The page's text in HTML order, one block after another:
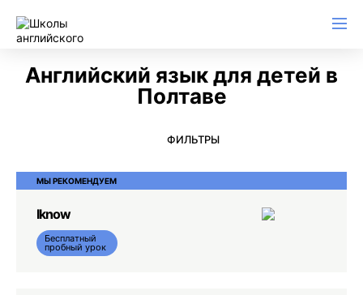
Английский язык для детей в
Полтаве
ФИЛЬТРЫ
МЫ РЕКОМЕНДУЕМ
Iknow
Бесплатный
пробный урок